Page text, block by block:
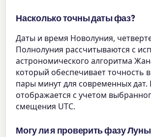
Насколько точны даты фаз?
Даты и время Новолуния,
Полнолуния рассчитываются с
астрономического алгоритма
который обеспечивает точность
пары минут для современных дат.
отображается с учетом
смещения UTC.
Могу ли я проверить фазу